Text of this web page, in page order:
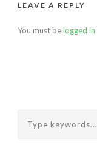
LEAVE A REPLY
You must belogged in